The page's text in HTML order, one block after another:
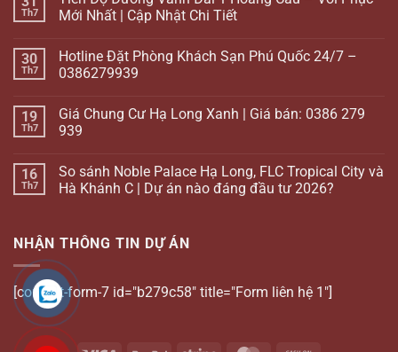
Th7
Mới Nhất | Cập Nhật Chi Tiết
30
Th7
Hotline Đặt Phòng Khách Sạn Phú Quốc 24/7 –
0386279939
19
Th7
Giá Chung Cư Hạ Long Xanh | Giá bán: 0386 279
939
16
Th7
So sánh Noble Palace Hạ Long, FLC Tropical City và
Hà Khánh C | Dự án nào đáng đầu tư 2026?
NHẬN THÔNG TIN DỰ ÁN
[contact-form-7 id="b279c58" title="Form liên hệ 1"]